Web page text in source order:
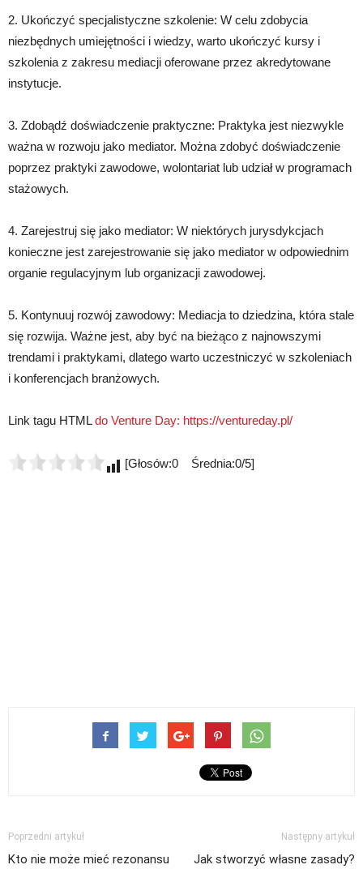
2. Ukończyć specjalistyczne szkolenie: W celu zdobycia
niezbędnych umiejętności i wiedzy, warto ukończyć kursy i
szkolenia z zakresu mediacji oferowane przez akredytowane
instytucje.
3. Zdobądź doświadczenie praktyczne: Praktyka jest niezwykle
ważna w rozwoju jako mediator. Można zdobyć doświadczenie
poprzez praktyki zawodowe, wolontariat lub udział w programach
stażowych.
4. Zarejestruj się jako mediator: W niektórych jurysdykcjach
konieczne jest zarejestrowanie się jako mediator w odpowiednim
organie regulacyjnym lub organizacji zawodowej.
5. Kontynuuj rozwój zawodowy: Mediacja to dziedzina, która stale
się rozwija. Ważne jest, aby być na bieżąco z najnowszymi
trendami i praktykami, dlatego warto uczestniczyć w szkoleniach
i konferencjach branżowych.
Link tagu HTMLdo Venture Day: https://ventureday.pl/
[Głosów:0 Średnia:0/5]
Poprzedni artykuł
Kto nie może mieć rezonansu
Następny artykuł
Jak stworzyć własne zasady?